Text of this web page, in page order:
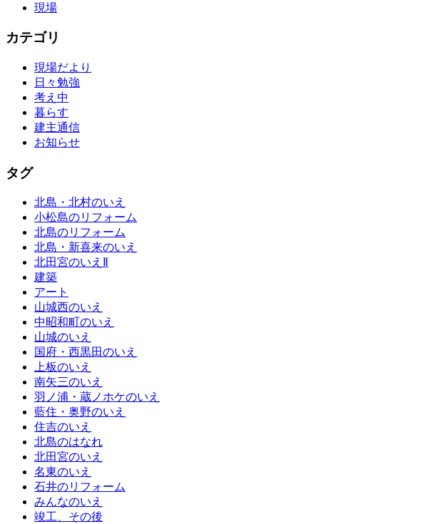
現場
カテゴリ
現場だより
日々勉強
考え中
暮らす
建主通信
お知らせ
タグ
北島・北村のいえ
小松島のリフォーム
北島のリフォーム
北島・新喜来のいえ
北田宮のいえⅡ
建築
アート
山城西のいえ
中昭和町のいえ
山城のいえ
国府・西黒田のいえ
上板のいえ
南矢三のいえ
羽ノ浦・蔵ノホケのいえ
藍住・奥野のいえ
住吉のいえ
北島のはなれ
北田宮のいえ
名東のいえ
石井のリフォーム
みんなのいえ
竣工、その後